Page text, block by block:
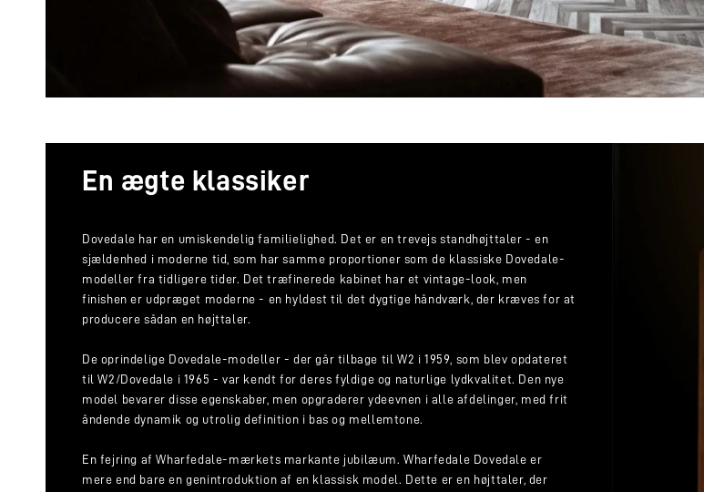
En ægte klassiker
Dovedale har en umiskendelig familielighed. Det er en trevejs standhøjttaler - en
sjældenhed i moderne tid, som har samme proportioner som de klassiske Dovedale-
modeller fra tidligere tider. Det træfinerede kabinet har et vintage-look, men
finishen er udpræget moderne - en hyldest til det dygtige håndværk, der kræves for at
producere sådan en højttaler.
De oprindelige Dovedale-modeller - der går tilbage til W2 i 1959, som blev opdateret
til W2/Dovedale i 1965 - var kendt for deres fyldige og naturlige lydkvalitet. Den nye
model bevarer disse egenskaber, men opgraderer ydeevnen i alle afdelinger, med frit
åndende dynamik og utrolig definition i bas og mellemtone.
En fejring af Wharfedale-mærkets markante jubilæum. Wharfedale Dovedale er
mere end bare en genintroduktion af en klassisk model. Dette er en højttaler, der